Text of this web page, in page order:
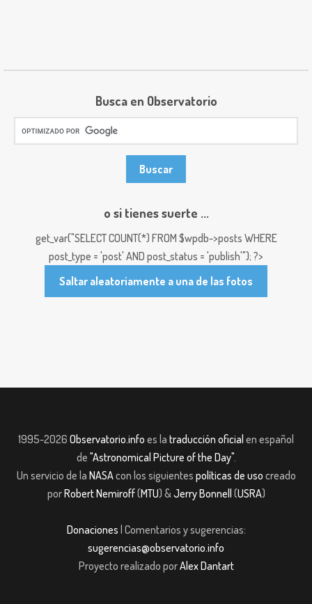
Busca en Observatorio
o si tienes suerte ...
get_var("SELECT COUNT(*) FROM $wpdb->posts WHERE
post_type = 'post' AND post_status = 'publish'"); ?>
Saltar aleatoriamente a una de las fotos
1995-2026 Observatorio.info es la traducción oficial en español
de "Astronomical Picture of the Day".
Un servicio de la NASAcon los siguientes políticas de uso creado
porRobert Nemiroff(MTU) &Jerry Bonnell (USRA)
Donaciones | Comentarios y sugerencias:
sugerencias@observatorio.info
Proyecto realizado porAlex Dantart